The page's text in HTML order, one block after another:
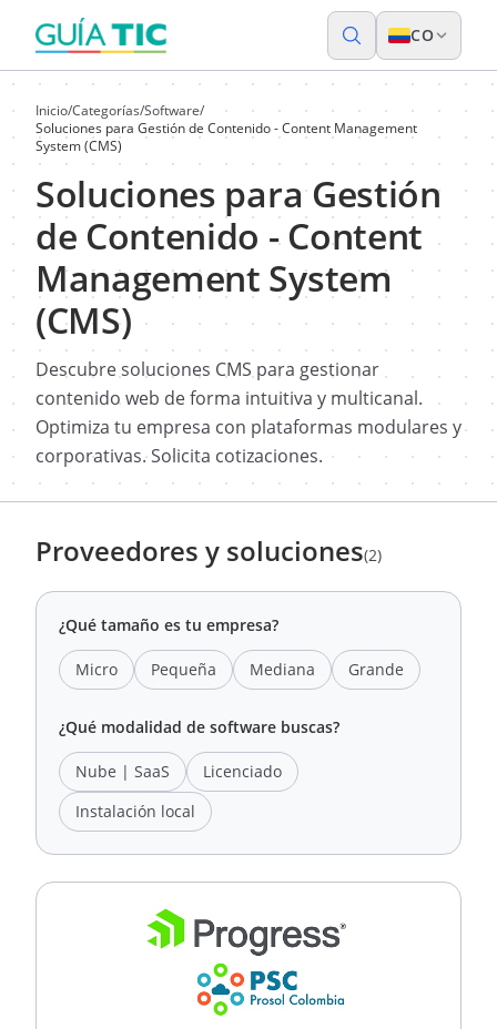
CO
Inicio/Categorías/Software/
Soluciones para Gestión de Contenido - Content Management
System (CMS)
Soluciones para Gestión
de Contenido - Content
Management System
(CMS)
Descubre soluciones CMS para gestionar
contenido web de forma intuitiva y multicanal.
Optimiza tu empresa con plataformas modulares y
corporativas. Solicita cotizaciones.
Proveedores y soluciones(2)
¿Qué tamaño es tu empresa?
Micro Pequeña Mediana Grande
¿Qué modalidad de software buscas?
Nube | SaaS
Licenciado
Instalación local